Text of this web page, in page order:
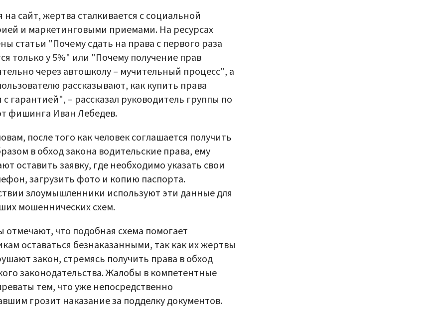
на сайт, жертва сталкивается с социальной
и маркетинговыми приемами. На ресурсах
статьи "Почему сдать на права с первого раза
только у 5%" или "Почему получение прав
через автошколу – мучительный процесс", а
рассказывают, как купить права
гарантией", – рассказал руководитель группы по
фишинга Иван Лебедев.
после того как человек соглашается получить
в обход закона водительские права, ему
оставить заявку, где необходимо указать свои
загрузить фото и копию паспорта.
злоумышленники используют эти данные для
мошеннических схем.
отмечают, что подобная схема помогает
оставаться безнаказанными, так как их жертвы
закон, стремясь получить права в обход
законодательства. Жалобы в компетентные
тем, что уже непосредственно
грозит наказание за подделку документов.